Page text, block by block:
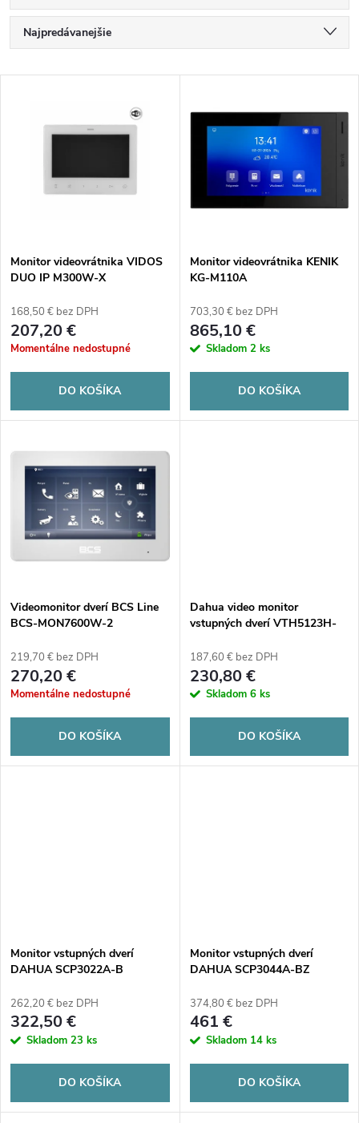
R
a
e
p
r
d
u
t
o
v
Najpredávanejšie
Abecedne
s
p
r
o
d
u
k
o
v
Monitor videovrátnika VIDOS
DUO IP M300W-X
168,50 € bez DPH
207,20 €
Momentálne nedostupné
DO KOŠÍKA
Monitor videovrátnika KENIK
KG-M110A
703,30 € bez DPH
865,10 €
Skladom 2 ks
DO KOŠÍKA
Videomonitor dverí BCS Line
BCS-MON7600W-2
219,70 € bez DPH
270,20 €
Momentálne nedostupné
DO KOŠÍKA
Dahua video monitor
vstupných dverí VTH5123H-
187,60 € bez DPH
230,80 €
Skladom 6 ks
DO KOŠÍKA
Monitor vstupných dverí
DAHUA SCP3022A-B
262,20 € bez DPH
322,50 €
Skladom 23 ks
DO KOŠÍKA
Monitor vstupných dverí
DAHUA SCP3044A-BZ
374,80 € bez DPH
461 €
Skladom 14 ks
DO KOŠÍKA